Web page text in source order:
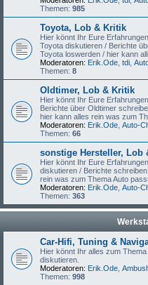
Themen: 985
Toyota, Lob & Kritik
Hier könnt Ihr Eure
Toyota diskutieren / Berichte
Toyota loswerden / hier kann
Moderatoren: Erik.Ode tdi
Themen: 8
Oldtimer, Lob & Kritik
Hier könnt Ihr Eure
Berichte über Oldtimer
hier kann alles rein was zum
Moderatoren: Erik.Ode Auto-
Themen: 66
sonstige Hersteller, Lob
Hier könnt Ihr Eure
diskutieren / Berichte
rein was zum Thema Auto
Moderatoren: Erik.Ode Auto-
Themen: 363
Car-Hifi, Tuning &
Hier könnt Ihr alles zum
diskutieren.
Moderatoren: Erik.Ode
Themen: 998